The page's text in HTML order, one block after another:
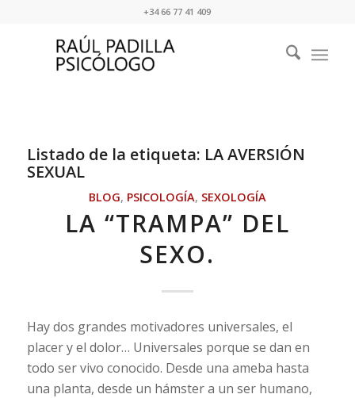
+34 66 77 41 409
Listado de la etiqueta: LA AVERSIÓN
SEXUAL
BLOG, PSICOLOGÍA, SEXOLOGÍA
LA “TRAMPA” DEL
SEXO.
Hay dos grandes motivadores universales, el
placer y el dolor… Universales porque se dan en
todo ser vivo conocido. Desde una ameba hasta
una planta, desde un hámster a un ser humano,